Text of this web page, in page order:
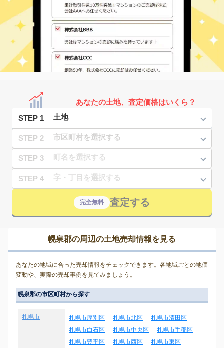
あなたの土地、査定価格はいくら？
STEP 1
STEP 2
STEP 3
STEP 4
完全無料 査定する
幌泉郡の周辺の土地売却情報を見る
あなたの地域に合った売却情報をチェックできます。各地域ごとの地価
変動や、実際の売却事例を見てみましょう。
幌泉郡の市区町村から探す
札幌市 札幌市厚別区 札幌市北区
札幌市清田区
札幌市白石区
札幌市中央区
札幌市手稲区
札幌市豊平区
札幌市西区
札幌市東区